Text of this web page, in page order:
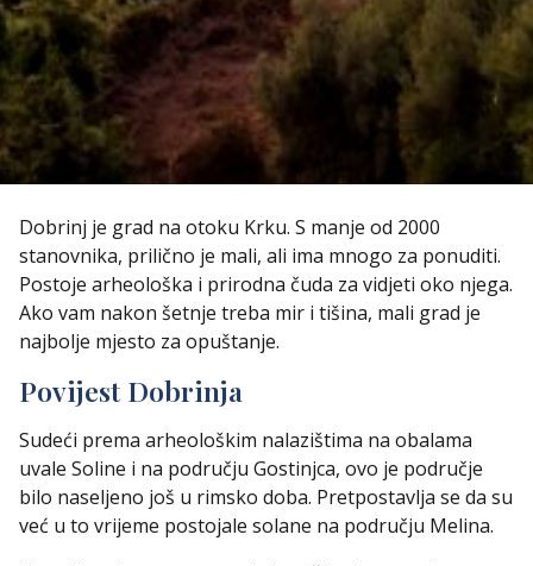
Dobrinj je grad na otoku Krku. S manje od 2000
stanovnika, prilično je mali, ali ima mnogo za ponuditi.
Postoje arheološka i prirodna čuda za vidjeti oko njega.
Ako vam nakon šetnje treba mir i tišina, mali grad je
najbolje mjesto za opuštanje.
Povijest Dobrinja
Sudeći prema arheološkim nalazištima na obalama
uvale Soline i na području Gostinjca, ovo je područje
bilo naseljeno još u rimsko doba. Pretpostavlja se da su
već u to vrijeme postojale solane na području Melina.